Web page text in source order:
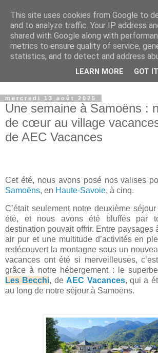
Petits génies en
Blog parental vous présentant nos choix
dans le domaine de l'instruction, de nos
produits que nous proposons à nos
mercredi 13 août 2025
Une semaine à Samoëns :
de cœur au village
de AEC Vacances
Cet été, nous avons posé nos valises
Samoëns, en Haute-Savoie, à cinq.
C’était seulement notre deuxième
été, et nous avons été bluffés par
destination pouvait offrir. Entre paysages
air pur et une multitude d’activités en
redécouvert la montagne sous un
vacances ont été si merveilleuses,
grâce à notre hébergement : le
Les Becchi, deAEC Vacances, qui a
au long de notre séjour à Samoëns.
This site uses cookies from Google to
and to analyze traffic. Your IP address
shared with Google along with
metrics to ensure quality of service,
statistics, and to detect and address
LEARN MORE GOT IT